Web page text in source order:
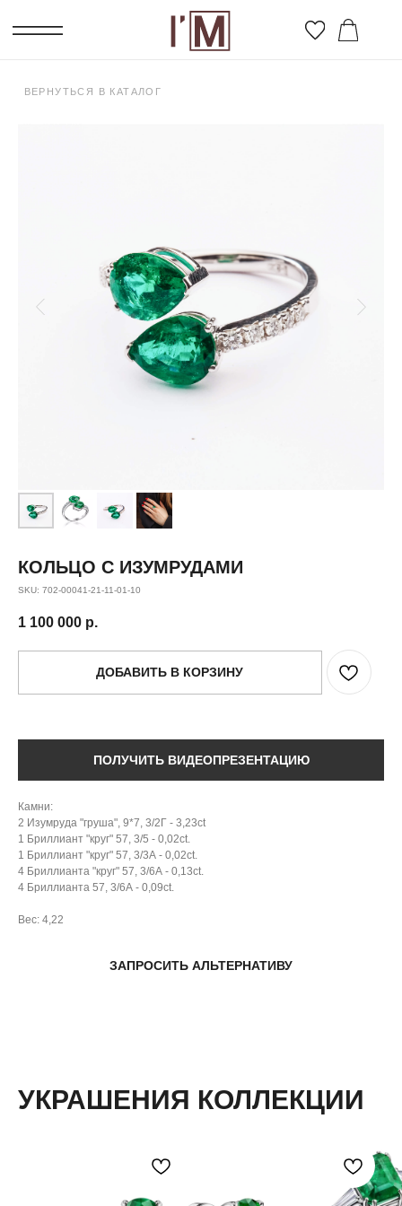
КОЛЬЦО С ИЗУМРУДАМИ
SKU: 702-00041-21-11-01-10
1 100 000 р.
ДОБАВИТЬ В КОРЗИНУ
ПОЛУЧИТЬ ВИДЕОПРЕЗЕНТАЦИЮ
Камни:
2 Изумруда "груша", 9*7, 3/2Г - 3,23ct
1 Бриллиант "круг" 57, 3/5 - 0,02ct.
1 Бриллиант "круг" 57, 3/3А - 0,02ct.
4 Бриллианта "круг" 57, 3/6А - 0,13ct.
4 Бриллианта 57, 3/6А - 0,09ct.
Вес: 4,22
ЗАПРОСИТЬ АЛЬТЕРНАТИВУ
УКРАШЕНИЯ КОЛЛЕКЦИИ